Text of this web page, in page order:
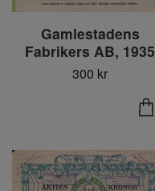
Gamlestadens
Fabrikers AB, 1935
300 kr